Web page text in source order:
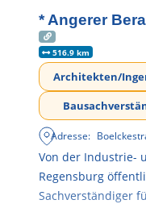
* Angerer
516.9 km
Architekten/
Adresse:
Von der Industrie-
Regensburg
Sachverständiger